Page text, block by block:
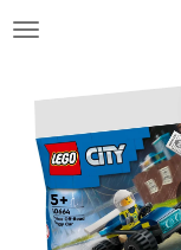
Ga
hoofdinhoud